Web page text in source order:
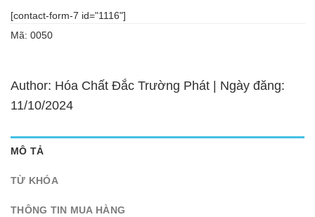
[contact-form-7 id="1116"]
Mã: 0050
Author: Hóa Chất Đắc Trường Phát | Ngày đăng:
11/10/2024
MÔ TẢ
TỪ KHÓA
THÔNG TIN MUA HÀNG